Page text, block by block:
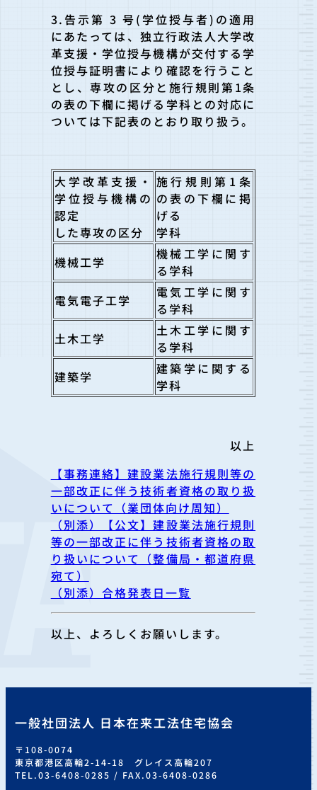
3.告示第 3 号(学位授与者)の適用
にあたっては、独立行政法人大学改
革支援・学位授与機構が交付する学
位授与証明書により確認を行うこと
とし、専攻の区分と施行規則第1条
の表の下欄に掲げる学科との対応に
ついては下記表のとおり取り扱う。
大学改革支援・
学位授与機構の
認定
した専攻の区分
施行規則第1条
の表の下欄に掲
げる
学科
機械工学
機械工学に関す
る学科
電気電子工学
電気工学に関す
る学科
土木工学
土木工学に関す
る学科
建築学
建築学に関する
学科
以上
【事務連絡】建設業法施行規則等の
一部改正に伴う技術者資格の取り扱
いについて（業団体向け周知）
（別添）【公文】建設業法施行規則
等の一部改正に伴う技術者資格の取
り扱いについて（整備局・都道府県
宛て）
（別添）合格発表日一覧
以上、よろしくお願いします。
一般社団法人 日本在来工法住宅協会
〒108-0074
東京都港区高輪2-14-18 グレイス高輪207
TEL.03-6408-0285 / FAX.03-6408-0286